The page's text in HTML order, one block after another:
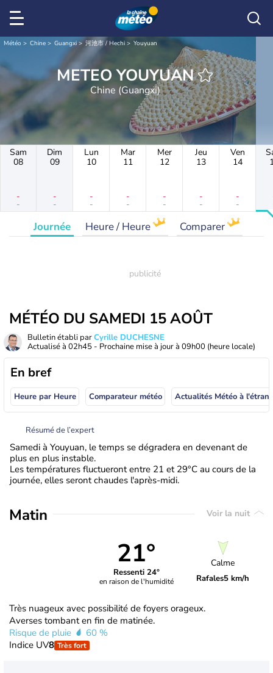
Météo Chine Guangxi 河池市 / Hechi Youyuan
METEO YOUYUAN
Chine (Guangxi)
Sam
08
-
-
Dim
09
-
-
Lun
10
-
-
Mar
11
-
-
Mer
12
-
-
Jeu
13
-
-
Ven
14
-
-
Journée Heure / Heure Comparer
MÉTÉO DU SAMEDI 15 AOÛT
Bulletin établi parCyrille DUCHESNE
Actualisé à 02h45 - Prochaine mise à jour à 09h00 (heure locale)
En bref
Heure par Heure Comparateur météo
Résumé de l’expert
Samedi à Youyuan, le temps se dégradera en devenant de
plus en plus instable.
Les températures fluctueront entre 21 et 29°C au cours de la
journée, elles seront chaudes l'après-midi.
Matin Voir la nuit
21°
Ressenti 24°
en raison de l'humidité
Calme
Rafales5 km/h
Très nuageux avec possibilité de foyers orageux.
Averses tombant en fin de matinée.
Risque de pluie
60 %
Indice UV8 Très fort